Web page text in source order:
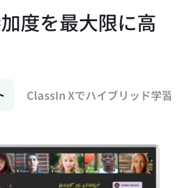
度を最大限に高
ClassIn Xでハイブリッド学習